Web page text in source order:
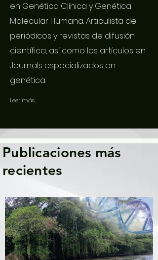
en Genética Clínica y Genética
Molecular Humana. Articulista de
periódicos y revistas de difusión
científica, así como los artículos en
Journals especializados en
genética.
Leer más...
Publicaciones más
recientes